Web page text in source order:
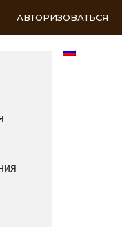
АВТОРИЗОВАТЬСЯ